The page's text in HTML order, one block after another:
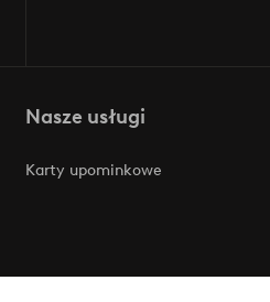
Nasze usługi
Karty upominkowe